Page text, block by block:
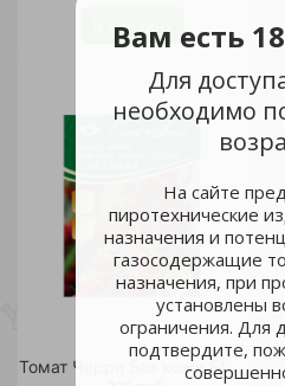
Вам есть
Для
необходимо
На сайте
пиротехнические
назначения и
газосодержащие
назначения, при
установлены
ограничения. Для
подтвердите,
В корзину
Томат Черри Без кожи F1 3шт/5